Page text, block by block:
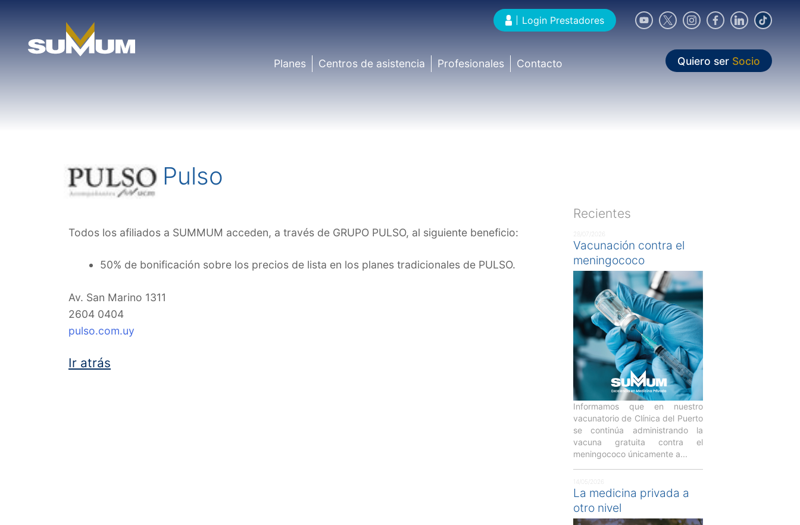
content
Login Prestadores
Planes Centros de asistencia Profesionales Contacto Quiero ser Socio
Pulso
Todos los afiliados a SUMMUM acceden, a través de GRUPO PULSO, al siguiente beneficio:
50% de bonificación sobre los precios de lista en los planes tradicionales de PULSO.
Av. San Marino 1311
2604 0404
pulso.com.uy
Ir atrás
Recientes
28/07/2026
Vacunación contra el
meningococo
Informamos que en nuestro
vacunatorio de Clínica del Puerto
se continúa administrando la
vacuna gratuita contra el
meningococo únicamente a...
14/05/2026
La medicina privada a
otro nivel